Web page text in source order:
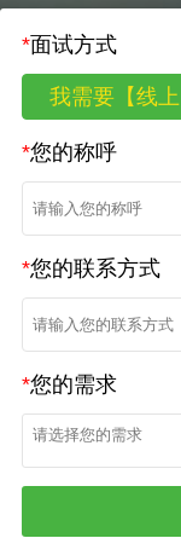
*面试方式
我需要【线
*您的称呼
*您的联系方式
*您的需求